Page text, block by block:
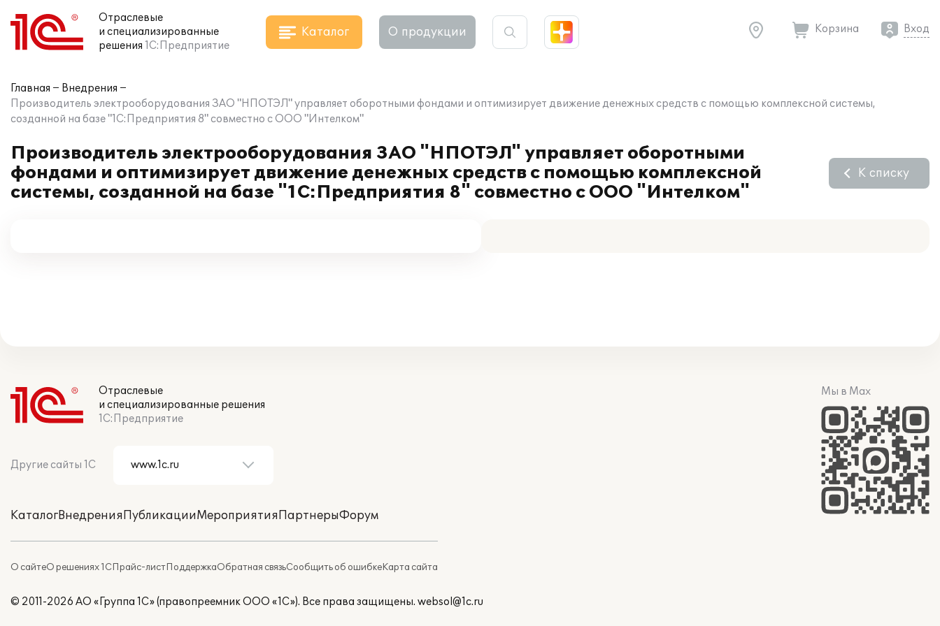
Отраслевые
и специализированные
решения 1С:Предприятие
Каталог О продукции Корзина Вход
Главная
Внедрения
Производитель электрооборудования ЗАО "НПОТЭЛ" управляет оборотными фондами и оптимизирует движение денежных средств с помощью комплексной системы,
созданной на базе "1С:Предприятия 8" совместно с ООО "Интелком"
Производитель электрооборудования ЗАО "НПОТЭЛ" управляет оборотными
фондами и оптимизирует движение денежных средств с помощью комплексной
системы, созданной на базе "1С:Предприятия 8" совместно с ООО "Интелком"
К списку
Отраслевые
и специализированные решения
1С:Предприятие
Другие сайты 1С
КаталогВнедренияПубликацииМероприятияПартнерыФорум
О сайтеО решениях 1СПрайс-листПоддержкаОбратная связьСообщить об ошибкеКарта сайта
Мы в Max
© 2011-2026 АО «Группа 1С» (правопреемник ООО «1С»). Все права защищены. websol@1c.ru